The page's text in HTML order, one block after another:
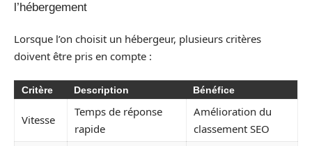
l’hébergement
Lorsque l’on choisit un hébergeur, plusieurs critères
doivent être pris en compte :
Critère Description Bénéfice
Vitesse
Temps de réponse
rapide
Amélioration du
classement SEO